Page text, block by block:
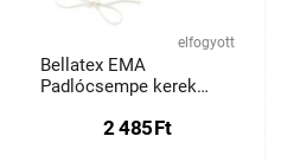
elfogyott
Bellatex EMA
Padlócsempe kerek
kékesszürke, 40 cm
2 485Ft